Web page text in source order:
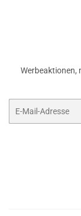
Werbeaktionen,